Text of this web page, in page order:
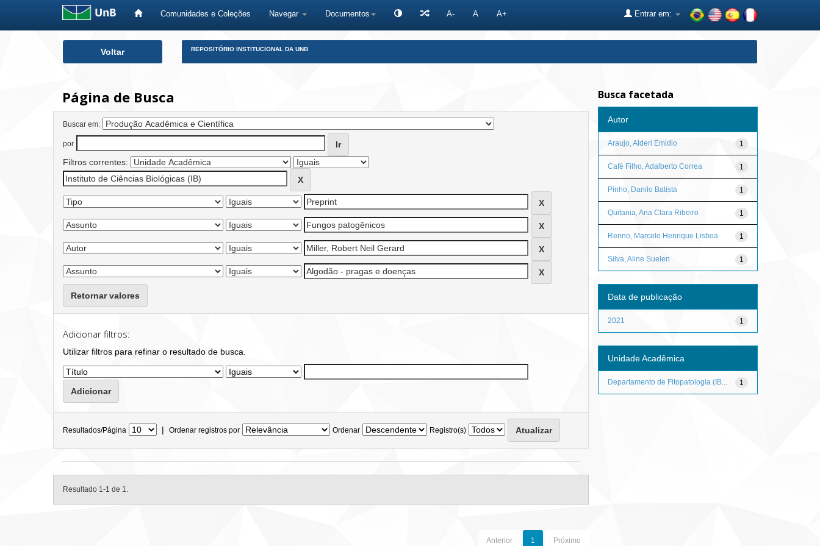
Comunidades e Coleções Navegar Documentos A- A A+ Entrar em:
Voltar REPOSITÓRIO INSTITUCIONAL DA UNB
Página de Busca
Buscar em:
por
Filtros correntes:
Retornar valores
Adicionar filtros:
Utilizar filtros para refinar o resultado de busca.
Resultados/Página | Ordenar registros por Ordenar Registro(s)
Resultado 1-1 de 1.
Anterior 1 Próximo
Busca facetada
Autor
1
Araujo, Alderi Emidio
1
Café Filho, Adalberto Correa
1
Pinho, Danilo Batista
1
Quitania, Ana Clara Ribeiro
1
Renno, Marcelo Henrique Lisboa
1
Silva, Aline Suelen
Data de publicação
1
2021
Unidade Acadêmica
1
Departamento de Fitopatologia (IB...